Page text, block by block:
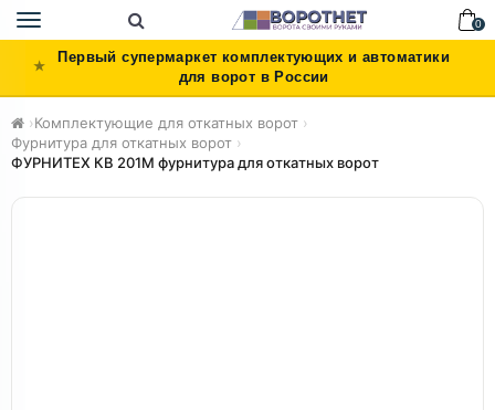
Toggle
navigation
0
Первый супермаркет комплектующих и автоматики
для ворот в России
›Комплектующие для откатных ворот ›
Фурнитура для откатных ворот ›
ФУРНИТЕХ КВ 201М фурнитура для откатных ворот